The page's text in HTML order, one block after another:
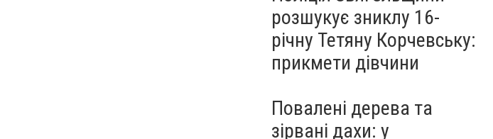
розшукує зниклу 16-
річну Тетяну Корчевську:
прикмети дівчини
Повалені дерева та
зірвані дахи: у